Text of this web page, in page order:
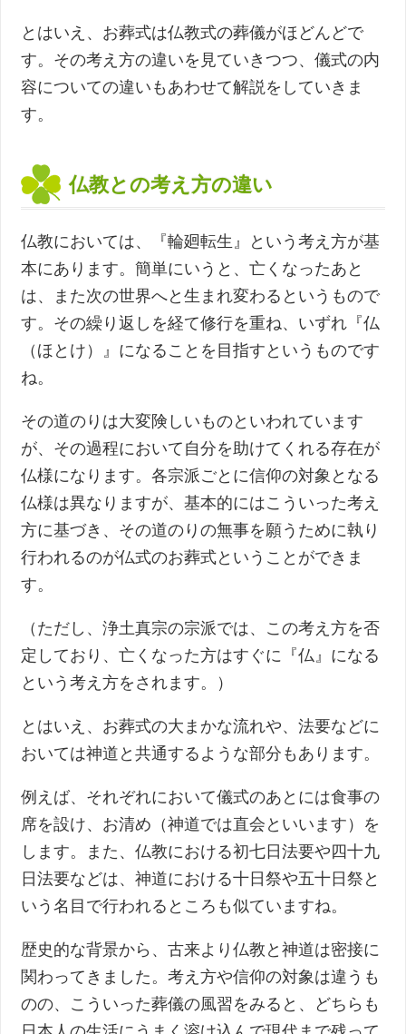
とはいえ、お葬式は仏教式の葬儀がほどんどで
す。その考え方の違いを見ていきつつ、儀式の内
容についての違いもあわせて解説をしていきま
す。
仏教との考え方の違い
仏教においては、『輪廻転生』という考え方が基
本にあります。簡単にいうと、亡くなったあと
は、また次の世界へと生まれ変わるというもので
す。その繰り返しを経て修行を重ね、いずれ『仏
（ほとけ）』になることを目指すというものです
ね。
その道のりは大変険しいものといわれています
が、その過程において自分を助けてくれる存在が
仏様になります。各宗派ごとに信仰の対象となる
仏様は異なりますが、基本的にはこういった考え
方に基づき、その道のりの無事を願うために執り
行われるのが仏式のお葬式ということができま
す。
（ただし、浄土真宗の宗派では、この考え方を否
定しており、亡くなった方はすぐに『仏』になる
という考え方をされます。）
とはいえ、お葬式の大まかな流れや、法要などに
おいては神道と共通するような部分もあります。
例えば、それぞれにおいて儀式のあとには食事の
席を設け、お清め（神道では直会といいます）を
します。また、仏教における初七日法要や四十九
日法要などは、神道における十日祭や五十日祭と
いう名目で行われるところも似ていますね。
歴史的な背景から、古来より仏教と神道は密接に
関わってきました。考え方や信仰の対象は違うも
のの、こういった葬儀の風習をみると、どちらも